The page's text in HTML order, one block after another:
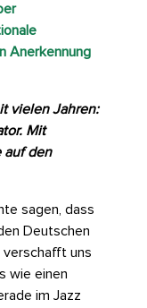
Anerkennung
vielen Jahren:
Mit
auf den
sagen, dass
Deutschen
verschafft uns
wie einen
im Jazz